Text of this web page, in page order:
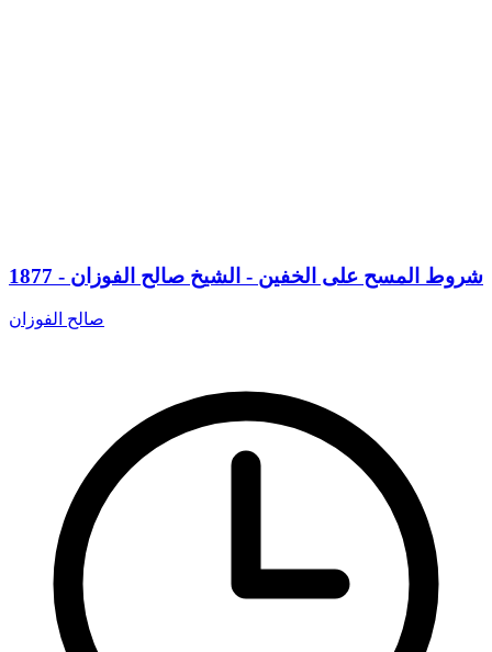
1877 - شروط المسح على الخفين - الشيخ صالح الفوزان
صالح الفوزان